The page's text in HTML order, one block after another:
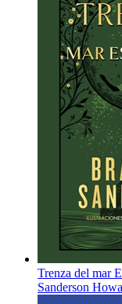
Trenza del mar
Sanderson